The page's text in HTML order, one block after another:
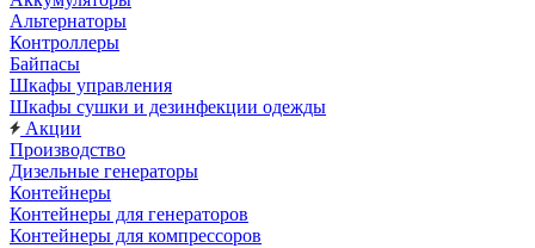
Альтернаторы
Контроллеры
Байпасы
Шкафы управления
Шкафы сушки и дезинфекции одежды
Акции
Производство
Дизельные генераторы
Контейнеры
Контейнеры для генераторов
Контейнеры для компрессоров